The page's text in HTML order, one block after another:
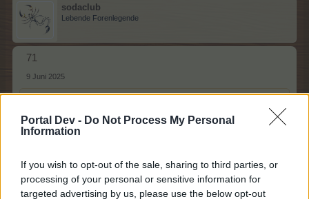
Portal Dev - Do Not Process My Personal
Information
If you wish to opt-out of the sale, sharing to third parties, or
processing of your personal or sensitive information for
targeted advertising by us, please use the below opt-out
sodaclub
Lebende Forenlegende
71
9 Juni 2025
lissy_kindgefällt dies.
Lebende Forenlegende